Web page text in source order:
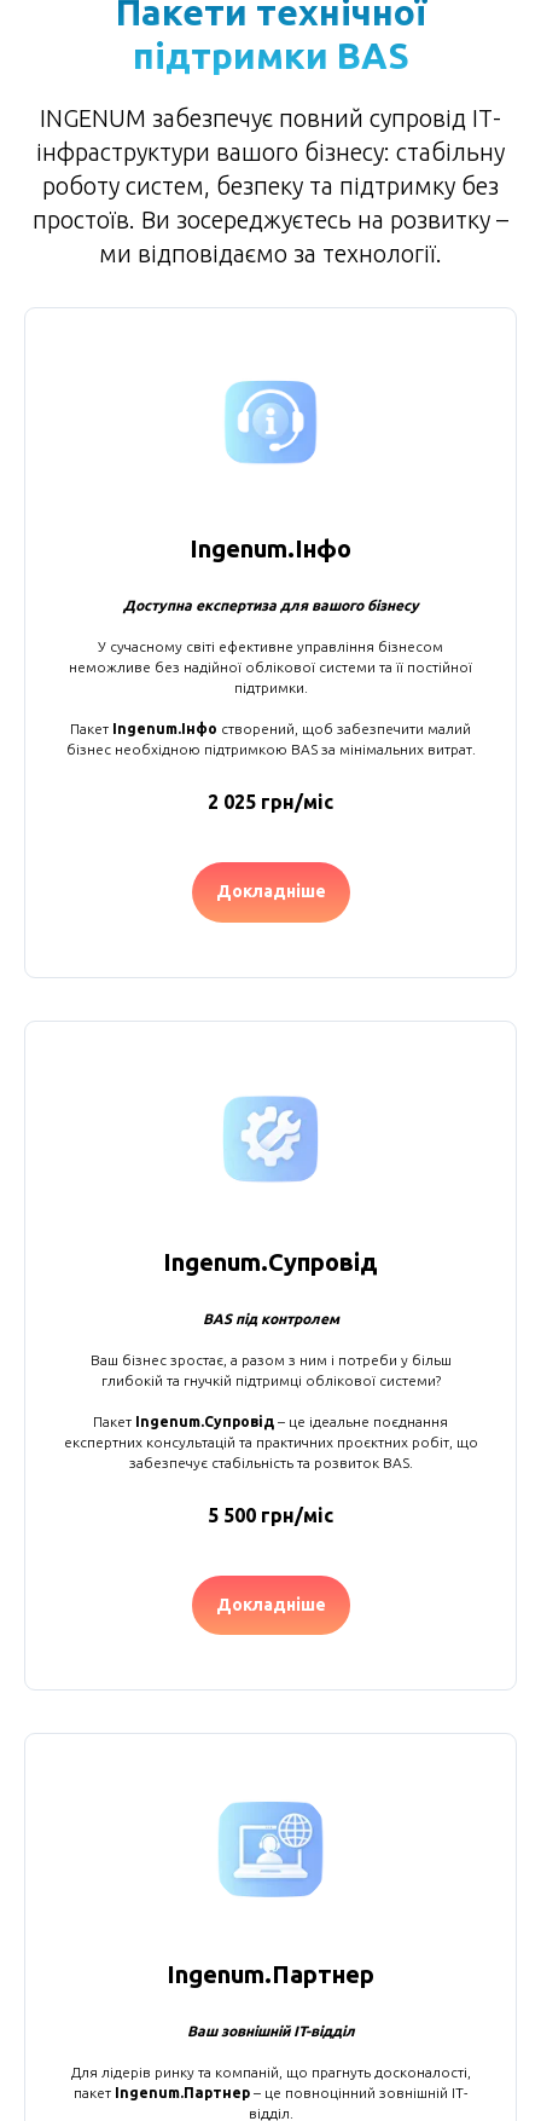
Пакети технічної
підтримки BAS
INGENUM забезпечує повний супровід ІТ-
інфраструктури вашого бізнесу: стабільну
роботу систем, безпеку та підтримку без
простоїв. Ви зосереджуєтесь на розвитку –
ми відповідаємо за технології.
Ingenum.Інфо
Доступна експертиза для вашого бізнесу
У сучасному світі ефективне управління бізнесом
неможливе без надійної облікової системи та її постійної
підтримки.
Пакет Ingenum.Інфо створений, щоб забезпечити малий
бізнес необхідною підтримкою BAS за мінімальних витрат.
2 025 грн/міс
Докладніше
Ingenum.Супровід
BAS під контролем
Ваш бізнес зростає, а разом з ним і потреби у більш
глибокій та гнучкій підтримці облікової системи?
Пакет Ingenum.Супровід – це ідеальне поєднання
експертних консультацій та практичних проєктних робіт, що
забезпечує стабільність та розвиток BAS.
5 500 грн/міс
Докладніше
Ingenum.Партнер
Ваш зовнішній IT-відділ
Для лідерів ринку та компаній, що прагнуть досконалості,
пакет Ingenum.Партнер – це повноцінний зовнішній IT-
відділ.